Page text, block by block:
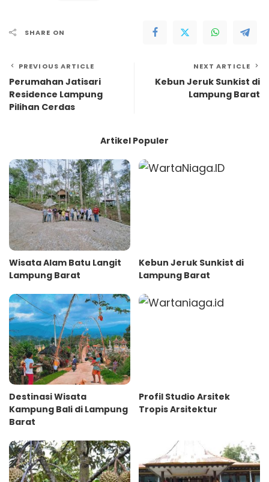
SHARE ON
PREVIOUS ARTICLE
Perumahan Jatisari
Residence Lampung
Pilihan Cerdas
NEXT ARTICLE
Kebun Jeruk Sunkist di
Lampung Barat
Artikel Populer
Wisata Alam Batu Langit
Lampung Barat
Kebun Jeruk Sunkist di
Lampung Barat
Destinasi Wisata
Kampung Bali di Lampung
Barat
Profil Studio Arsitek
Tropis Arsitektur